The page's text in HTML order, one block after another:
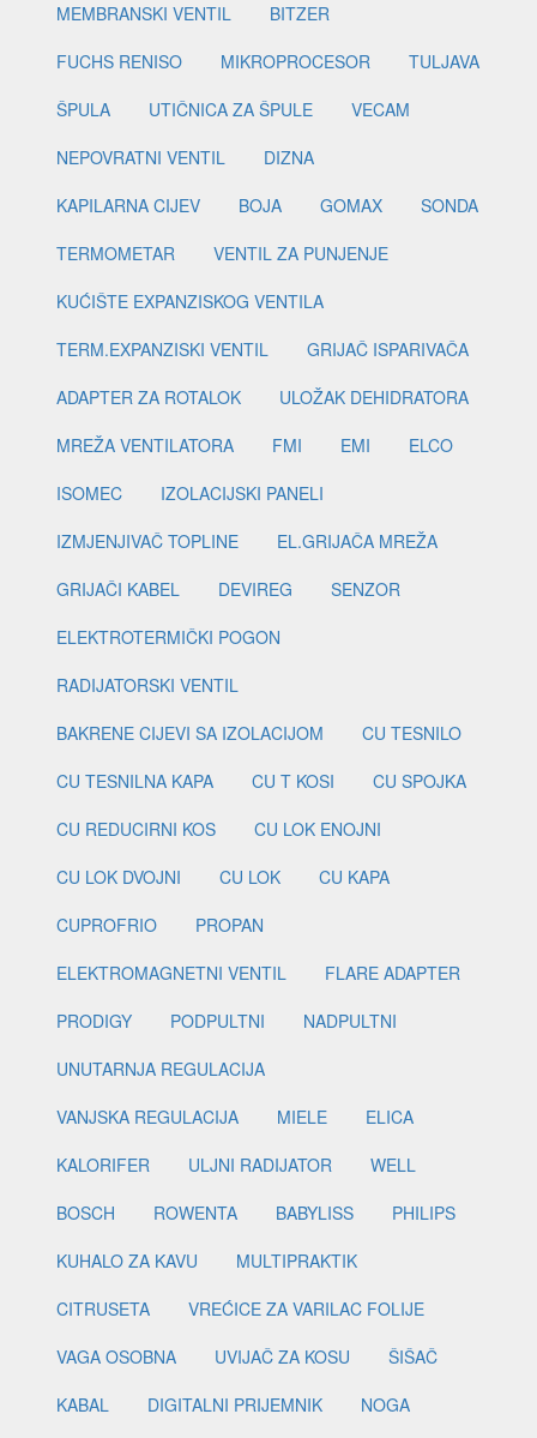
MEMBRANSKI VENTIL
BITZER
FUCHS RENISO
MIKROPROCESOR
TULJAVA
ŠPULA
UTIČNICA ZA ŠPULE
VECAM
NEPOVRATNI VENTIL
DIZNA
KAPILARNA CIJEV
BOJA GOMAX
SONDA
TERMOMETAR
VENTIL ZA PUNJENJE
KUĆIŠTE EXPANZISKOG VENTILA
TERM.EXPANZISKI VENTIL
GRIJAČ ISPARIVAČA
ADAPTER ZA ROTALOK
ULOŽAK DEHIDRATORA
MREŽA VENTILATORA
FMI EMI
ELCO
ISOMEC
IZOLACIJSKI PANELI
IZMJENJIVAČ TOPLINE
EL.GRIJAČA MREŽA
GRIJAČI KABEL
DEVIREG
SENZOR
ELEKTROTERMIČKI POGON
RADIJATORSKI VENTIL
BAKRENE CIJEVI SA IZOLACIJOM
CU TESNILO
CU TESNILNA KAPA
CU T KOSI
CU SPOJKA
CU REDUCIRNI KOS
CU LOK ENOJNI
CU LOK DVOJNI
CU LOK
CU KAPA
CUPROFRIO
PROPAN
ELEKTROMAGNETNI VENTIL
FLARE ADAPTER
PRODIGY
PODPULTNI
NADPULTNI
UNUTARNJA REGULACIJA
VANJSKA REGULACIJA
MIELE
ELICA
KALORIFER
ULJNI RADIJATOR
WELL
BOSCH
ROWENTA BABYLISS
PHILIPS
KUHALO ZA KAVU
MULTIPRAKTIK
CITRUSETA
VREĆICE ZA VARILAC FOLIJE
VAGA OSOBNA
UVIJAČ ZA KOSU
ŠIŠAČ
KABAL
DIGITALNI PRIJEMNIK
NOGA